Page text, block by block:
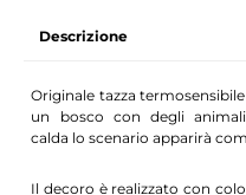
Descrizione
Originale tazza
un bosco con degli
calda lo scenario apparirà
Il decoro è realizzato con